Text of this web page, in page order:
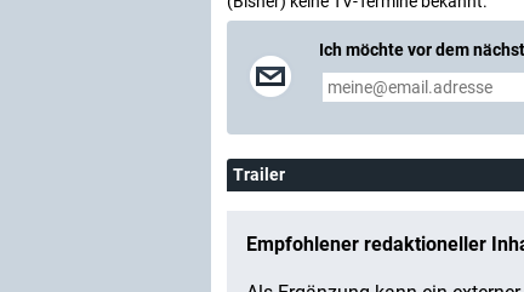
Ich möchte vor dem
Trailer